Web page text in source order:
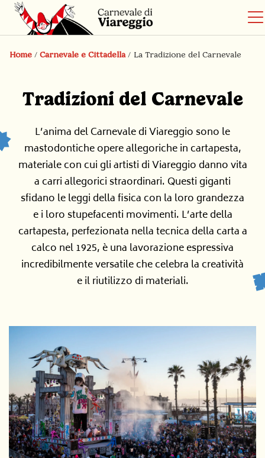
Home / Carnevale e Cittadella/ La Tradizione del Carnevale
Tradizioni del Carnevale
L’animadel Carnevale di Viareggiosono le
mastodontiche opere allegoriche incartapesta,
materiale con cui gli artisti di Viareggio danno vita
a carri allegorici straordinari. Questigiganti
sfidano le leggi della fisica con la loro grandezza
e i lorostupefacenti movimenti. L’arte della
cartapesta, perfezionata nella tecnica della carta a
calco nel 1925, è una lavorazioneespressiva
incredibilmente versatile che celebra la creatività
e il riutilizzo di materiali.